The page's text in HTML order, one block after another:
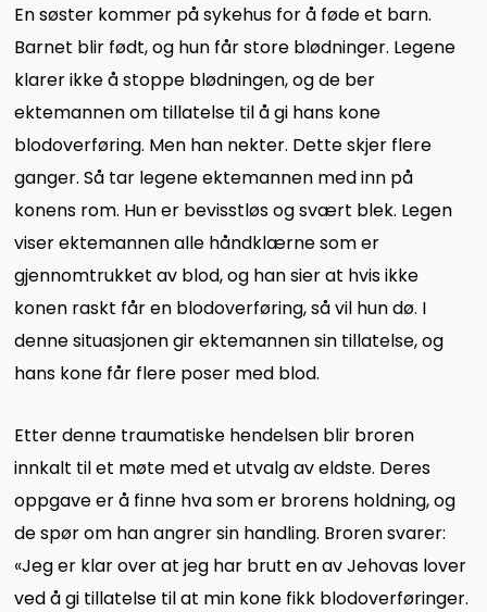
En søster kommer på sykehus for å føde et barn.
Barnet blir født, og hun får store blødninger. Legene
klarer ikke å stoppe blødningen, og de ber
ektemannen om tillatelse til å gi hans kone
blodoverføring. Men han nekter. Dette skjer flere
ganger. Så tar legene ektemannen med inn på
konens rom. Hun er bevisstløs og svært blek. Legen
viser ektemannen alle håndklærne som er
gjennomtrukket av blod, og han sier at hvis ikke
konen raskt får en blodoverføring, så vil hun dø. I
denne situasjonen gir ektemannen sin tillatelse, og
hans kone får flere poser med blod.
Etter denne traumatiske hendelsen blir broren
innkalt til et møte med et utvalg av eldste. Deres
oppgave er å finne hva som er brorens holdning, og
de spør om han angrer sin handling. Broren svarer:
«Jeg er klar over at jeg har brutt en av Jehovas lover
ved å gi tillatelse til at min kone fikk blodoverføringer.